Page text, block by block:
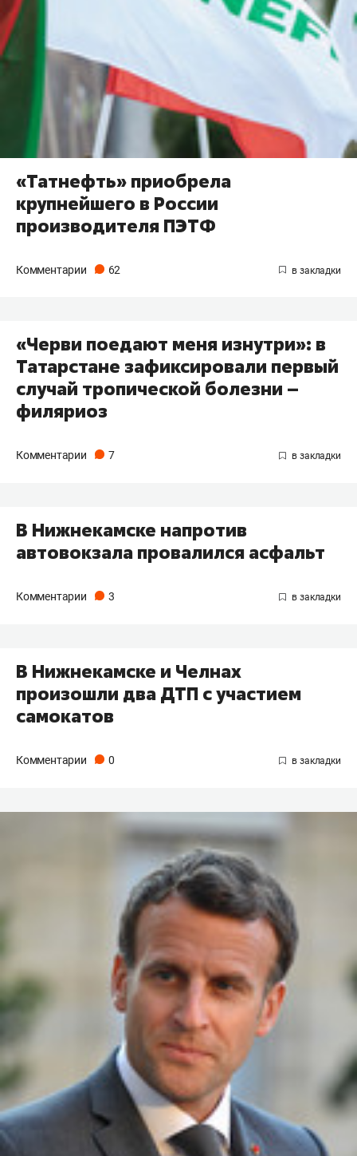
«Татнефть» приобрела
крупнейшего в России
производителя ПЭТФ
Комментарии 62
«Черви поедают меня изнутри»: в
Татарстане зафиксировали первый
случай тропической болезни –
филяриоз
Комментарии 7
В Нижнекамске напротив
автовокзала провалился асфальт
Комментарии 3
В Нижнекамске и Челнах
произошли два ДТП с участием
самокатов
Комментарии 0